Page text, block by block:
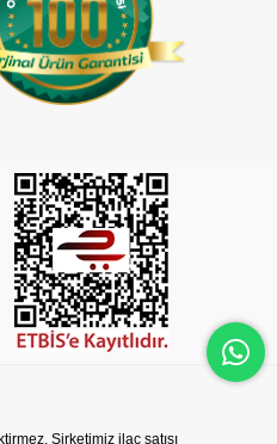
Şirketimiz ilaç satışı